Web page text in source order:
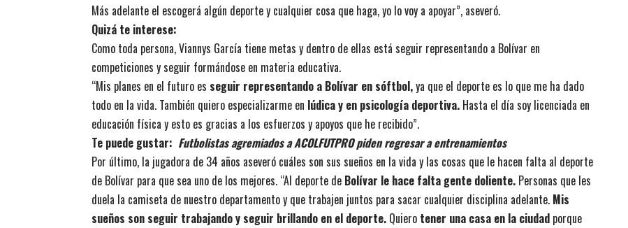
Más adelante el escogerá algún deporte y cualquier cosa que haga, yo lo voy a apoyar”, aseveró.
Quizá te interese:
Como toda persona, Viannys García tiene metas y dentro de ellas está seguir representando a Bolívar en
competiciones y seguir formándose en materia educativa.
“Mis planes en el futuro es seguir representando a Bolívar en sóftbol,ya que el deporte es lo que me ha dado
todo en la vida. También quiero especializarme en lúdica y en psicología deportiva. Hasta el día soy licenciada en
educación física y esto es gracias a los esfuerzos y apoyos que he recibido”.
Te puede gustar: Futbolistas agremiados a ACOLFUTPRO piden regresar a entrenamientos
Por último, la jugadora de 34 años aseveró cuáles son sus sueños en la vida y las cosas que le hacen falta al deporte
de Bolívar para que sea uno de los mejores. “Al deporte de Bolívar le hace falta gente doliente. Personas que les
duela la camiseta de nuestro departamento y que trabajen juntos para sacar cualquier disciplina adelante. Mis
sueños son seguir trabajando y seguir brillando en el deporte. Quiero tener una casa en la ciudad porque